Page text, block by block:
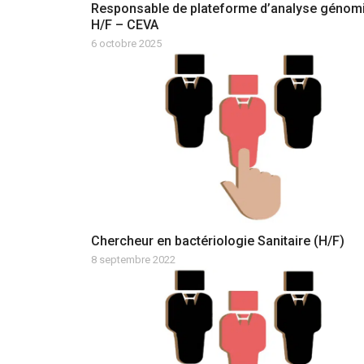
Responsable de plateforme d’analyse
H/F – CEVA
6 octobre 2025
Chercheur en bactériologie Sanitaire (H/F)
8 septembre 2022